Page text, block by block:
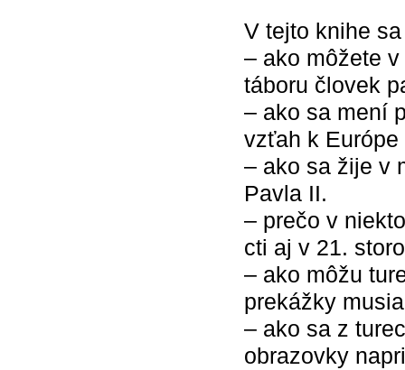
V tejto knihe
– ako môžete
táboru človek
– ako sa mení
vzťah k Európe
– ako sa žije v
Pavla II.
– prečo v
cti aj v 21.
– ako môžu
prekážky
– ako sa z
obrazovky